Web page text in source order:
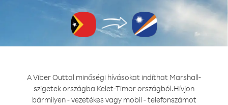
A Viber Outtal minőségi hívásokat indíthat Marshall-
szigetek országba Kelet-Timor országból.Hívjon
bármilyen - vezetékes vagy mobil - telefonszámot